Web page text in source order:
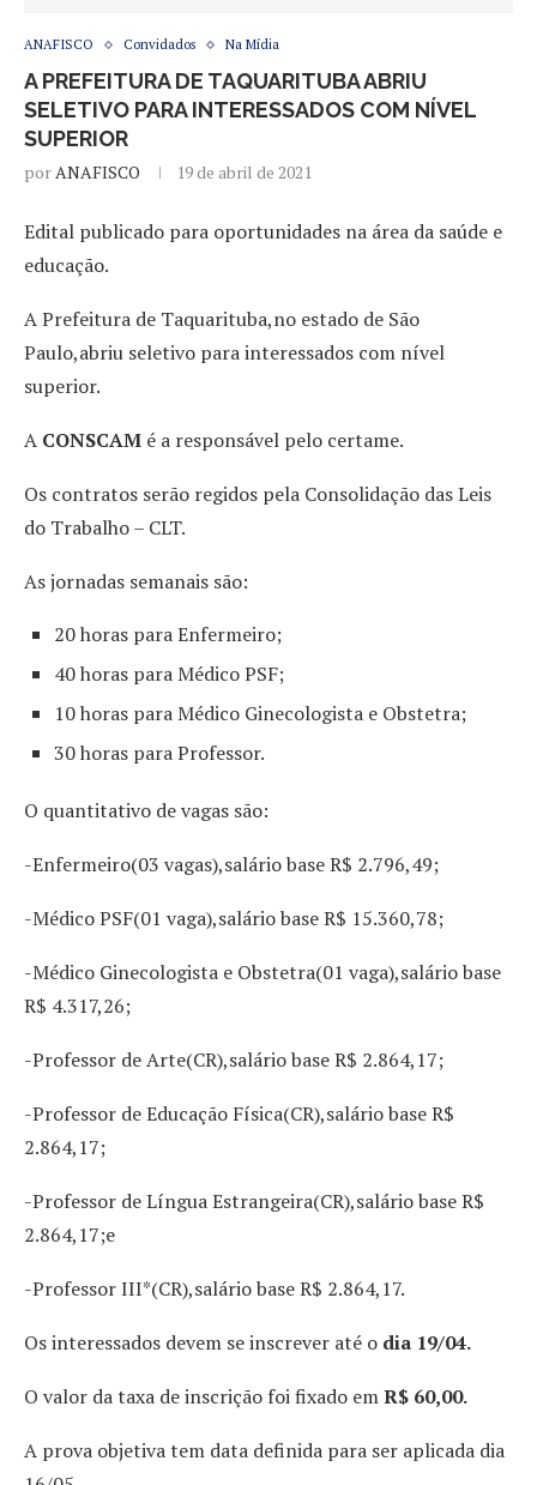
ANAFISCO Convidados Na Mídia
A PREFEITURA DE TAQUARITUBA ABRIU
SELETIVO PARA INTERESSADOS COM NÍVEL
SUPERIOR
porANAFISCO 19 de abril de 2021
Edital publicado para oportunidades na área da saúde e
educação.
A Prefeitura de Taquarituba,no estado de São
Paulo,abriu seletivo para interessados com nível
superior.
A CONSCAM é a responsável pelo certame.
Os contratos serão regidos pela Consolidação das Leis
do Trabalho – CLT.
As jornadas semanais são:
20 horas para Enfermeiro;
40 horas para Médico PSF;
10 horas para Médico Ginecologista e Obstetra;
30 horas para Professor.
O quantitativo de vagas são:
-Enfermeiro(03 vagas),salário base R$ 2.796,49;
-Médico PSF(01 vaga),salário base R$ 15.360,78;
-Médico Ginecologista e Obstetra(01 vaga),salário base
R$ 4.317,26;
-Professor de Arte(CR),salário base R$ 2.864,17;
-Professor de Educação Física(CR),salário base R$
2.864,17;
-Professor de Língua Estrangeira(CR),salário base R$
2.864,17;e
-Professor III*(CR),salário base R$ 2.864,17.
Os interessados devem se inscrever até o dia 19/04.
O valor da taxa de inscrição foi fixado emR$ 60,00.
A prova objetiva tem data definida para ser aplicada dia